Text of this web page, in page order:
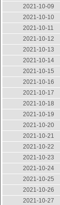
2021-10-09
2021-10-10
2021-10-11
2021-10-12
2021-10-13
2021-10-14
2021-10-15
2021-10-16
2021-10-17
2021-10-18
2021-10-19
2021-10-20
2021-10-21
2021-10-22
2021-10-23
2021-10-24
2021-10-25
2021-10-26
2021-10-27